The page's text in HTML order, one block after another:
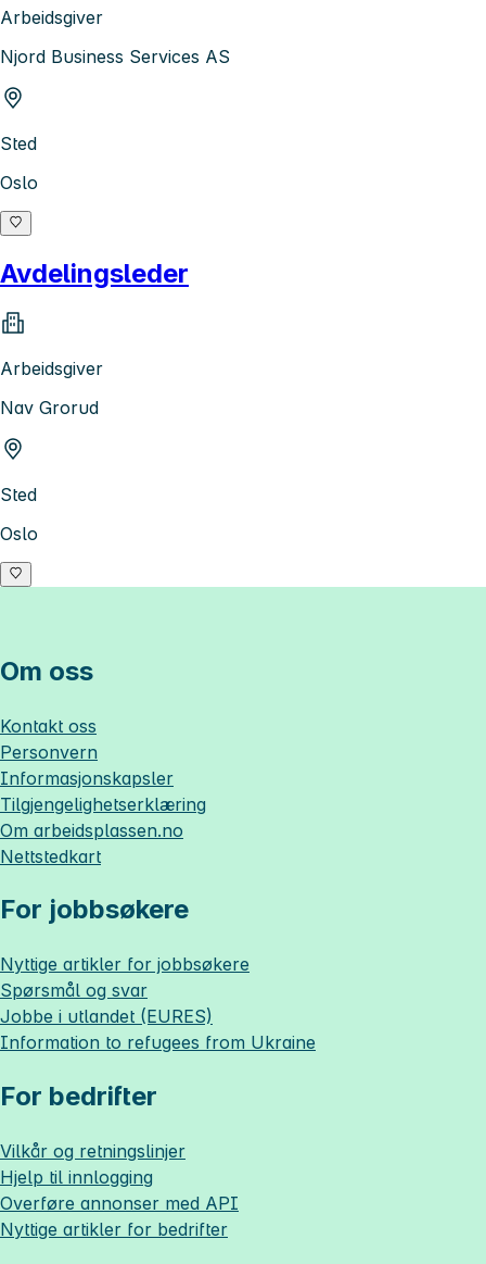
Arbeidsgiver
Njord Business Services AS
Sted
Oslo
Avdelingsleder
Arbeidsgiver
Nav Grorud
Sted
Oslo
Om oss
Kontakt oss
Personvern
Informasjonskapsler
Tilgjengelighetserklæring
Om arbeidsplassen.no
Nettstedkart
For jobbsøkere
Nyttige artikler for jobbsøkere
Spørsmål og svar
Jobbe i utlandet (EURES)
Information to refugees from Ukraine
For bedrifter
Vilkår og retningslinjer
Hjelp til innlogging
Overføre annonser med API
Nyttige artikler for bedrifter